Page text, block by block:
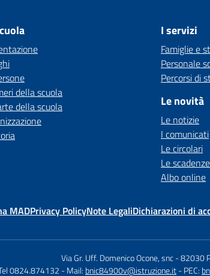
della scuola
della scuola
I servizi
Famiglie e
Personale
Percorsi di
Le novità
Le notizie
I comunicati
Le circolari
Le scadenze
Albo online
MADPrivacy PolicyNote LegaliDichiarazioni di
Via Gr. Uff. Domenico Ocone, snc -82030
0824.874132 - Mail: bnic84900v@istruzione.it- PEC: